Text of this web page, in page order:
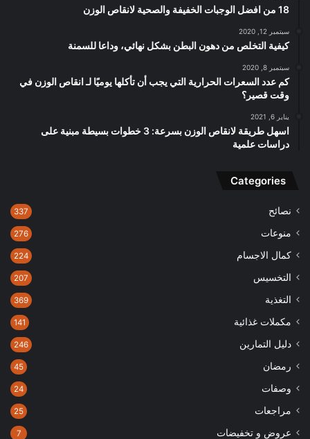
18 من افضل الوجبات الخفيفة والصحية لانقاص الوزن
سبتمبر 12, 2020
كيفية التخلص من دهون البطن بشكل نهائي، وداعا للسمنة
سبتمبر 8, 2020
كم عدد السعرات الحرارية التي يجب أن تأكلها يوميًا لـ انقاص الوزن في
وقت قصير؟
يناير 6, 2021
اسهل طريقة لانقاص الوزن بسرعة: 3 خطوات بسيطة مبنية على
دراسات علمية
Categories
نصائح 337
منوعات 276
كمال الاجسام 224
التخسيس 207
التغذية 369
مكملات غذائية 141
دليل التمارين 246
رمضان 45
وصفات 24
مراجعات 25
عروض و تخفيضات 7